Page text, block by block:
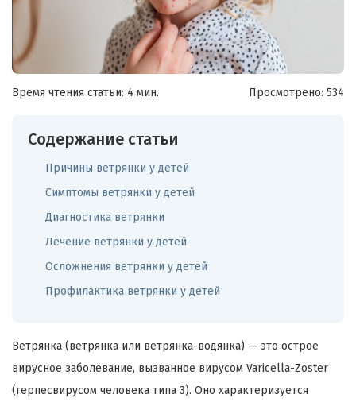
Время чтения статьи: 4 мин. Просмотрено: 534
Содержание статьи
Причины ветрянки у детей
Симптомы ветрянки у детей
Диагностика ветрянки
Лечение ветрянки у детей
Осложнения ветрянки у детей
Профилактика ветрянки у детей
Ветрянка (ветрянка или ветрянка-водянка) — это острое
вирусное заболевание, вызванное вирусом Varicella-Zoster
(герпесвирусом человека типа 3). Оно характеризуется